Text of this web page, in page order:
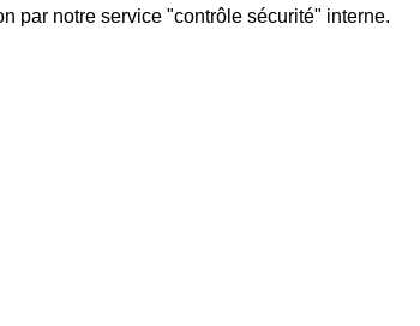
par notre service "contrôle sécurité" interne.